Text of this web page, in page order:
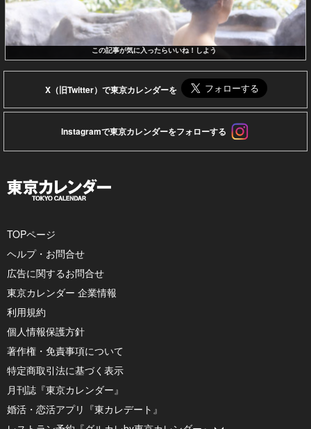
この記事が気に入ったらいいね！しよう
X（旧Twitter）で東京カレンダーを
Instagramで東京カレンダーをフォローする
TOPページ
ヘルプ・お問合せ
広告に関するお問合せ
東京カレンダー 企業情報
利用規約
個人情報保護方針
著作権・免責事項について
特定商取引法に基づく表示
月刊誌『東京カレンダー』
婚活・恋活アプリ『東カレデート』